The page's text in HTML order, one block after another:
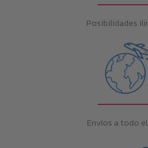
Posibilidades
Envíos a todo